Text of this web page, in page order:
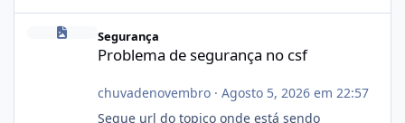
Problema de segurança no csf
Segurança
Problema de segurança no csf
chuvadenovembro· Agosto 5, 2026 em 22:57
Segue url do topico onde está sendo